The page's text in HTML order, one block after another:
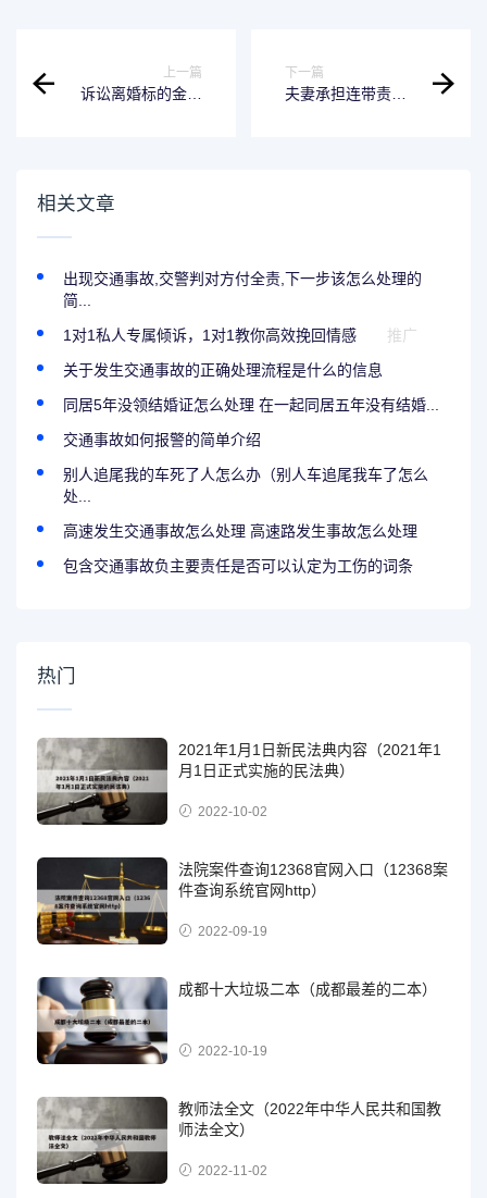
上一篇
诉讼离婚标的金额
下一篇
夫妻承担连带责任
相关文章
出现交通事故,交警判对方付全责,下一步该怎么处理的
简...
1对1私人专属倾诉，1对1教你高效挽回情感
推广
关于发生交通事故的正确处理流程是什么的信息
同居5年没领结婚证怎么处理 在一起同居五年没有结婚...
交通事故如何报警的简单介绍
别人追尾我的车死了人怎么办（别人车追尾我车了怎么
处...
高速发生交通事故怎么处理 高速路发生事故怎么处理
包含交通事故负主要责任是否可以认定为工伤的词条
热门
2021年1月1日新民法典内容（2021年1
月1日正式实施的民法典）
2022-10-02
法院案件查询12368官网入口（12368案
件查询系统官网http）
2022-09-19
成都十大垃圾二本（成都最差的二本）
2022-10-19
教师法全文（2022年中华人民共和国教
师法全文）
2022-11-02